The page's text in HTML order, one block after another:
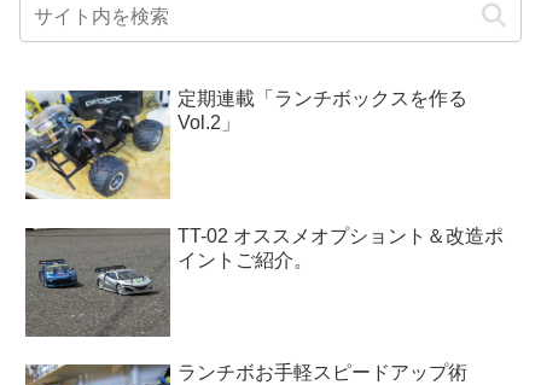
定期連載「ランチボックスを作る
Vol.2」
TT-02 オススメオプショント＆改造ポ
イントご紹介。
ランチボお手軽スピードアップ術